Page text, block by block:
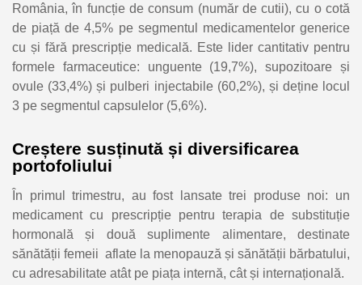
România, în funcție de consum (număr de cutii), cu o cotă
de piață de 4,5% pe segmentul medicamentelor generice
cu și fără prescripție medicală. Este lider cantitativ pentru
formele farmaceutice: unguente (19,7%), supozitoare și
ovule (33,4%) și pulberi injectabile (60,2%), și deține locul
3 pe segmentul capsulelor (5,6%).
Creștere susținută și diversificarea
portofoliului
În primul trimestru, au fost lansate trei produse noi: un
medicament cu prescripție pentru terapia de substituție
hormonală și două suplimente alimentare, destinate
sănătății femeii aflate la menopauză și sănătății bărbatului,
cu adresabilitate atât pe piața internă, cât și internațională.